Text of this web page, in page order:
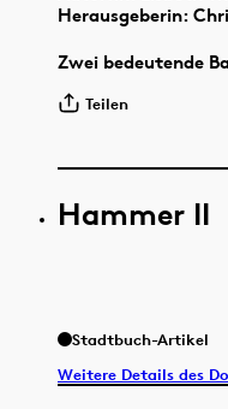
Herausgeberin:
Zwei bedeutende
Teilen
Hammer II
Stadtbuch-Artikel
Weitere Details des